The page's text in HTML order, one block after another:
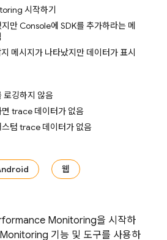
시작하기
만 Console에 SDK를 추가하라는 메
메시지가 나타났지만 데이터가 표시
로깅하지 않음
면 trace 데이터가 없음
스텀 trace 데이터가 없음
웹
Monitoring을 시작하
기능 및 도구를 사용하